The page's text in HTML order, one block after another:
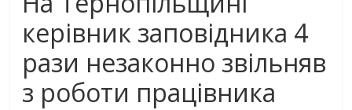
керівник заповідника 4
рази незаконно звільняв
з роботи працівника